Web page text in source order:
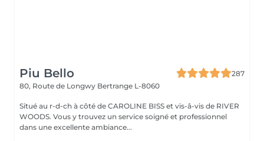
Piu Bello
287
80, Route de Longwy Bertrange L-8060
Situé au r-d-ch à côté de CAROLINE BISS et vis-â-vis de RIVER
WOODS. Vous y trouvez un service soigné et professionnel
dans une excellente ambiance...